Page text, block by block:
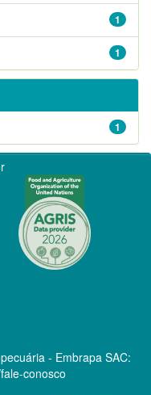
1
1
1
- Embrapa SAC:
conosco